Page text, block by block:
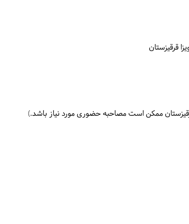
قرقیزستان
ممکن است مصاحبه حضوری مورد نیاز باشد.)